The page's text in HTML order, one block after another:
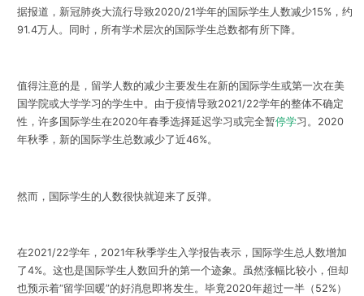
据报道，新冠肺炎大流行导致2020/21学年的国际学生人数减少15%，约
91.4万人。同时，所有学术层次的国际学生总数都有所下降。
值得注意的是，留学人数的减少主要发生在新的国际学生或第一次在美
国学院或大学学习的学生中。由于疫情导致2021/22学年的整体不确定
性，许多国际学生在2020年春季选择延迟学习或完全暂停学习。2020
年秋季，新的国际学生总数减少了近46%。
然而， 国际学生的人数很快就迎来了反弹。
在2021/22学年，2021年秋季学生入学报告表示， 国际学生总人数增加
了4%。这也是国际学生人数回升的第一个迹象。虽然涨幅比较小，但却
也预示着“留学回暖”的好消息即将发生。毕竟2020年超过一半（52%）